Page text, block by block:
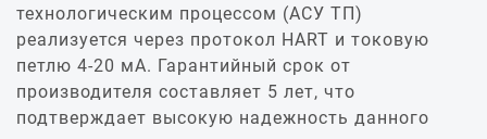
технологическим процессом (АСУ ТП)
реализуется через протокол HART и токовую
петлю 4-20 мА. Гарантийный срок от
производителя составляет 5 лет, что
подтверждает высокую надежность данного